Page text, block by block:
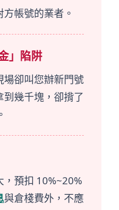
帳號的業者。
」陷阱
場卻叫您辦新門號
幾千塊，卻揹了
預扣 10%~20%
與倉棧費外，不應